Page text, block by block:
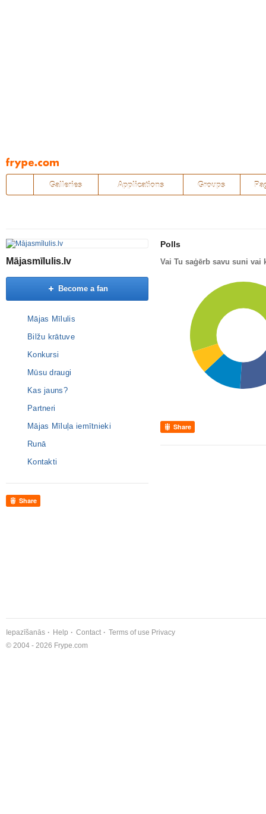
Pāriet
uz
saturu
Galleries Applications Groups
Mājasmīlulis.lv
Become a fan
Mājas Mīlulis
Bilžu krātuve
Konkursi
Mūsu draugi
Kas jauns?
Partneri
Mājas Mīluļa iemītnieki
Runā
Kontakti
Share
Polls
Vai Tu saģērb savu suni vai
Share
Iepazīšanās Help Contact Terms of use Privacy
© 2004 - 2026 Frype.com